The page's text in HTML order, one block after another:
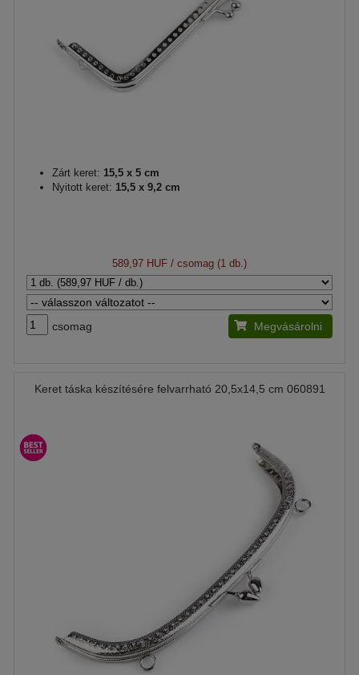
Zárt keret: 15,5 x 5 cm
Nyitott keret: 15,5 x 9,2 cm
589,97 HUF / csomag (1 db.)
csomag Megvásárolni
Keret táska készítésére felvarrható 20,5x14,5 cm 060891